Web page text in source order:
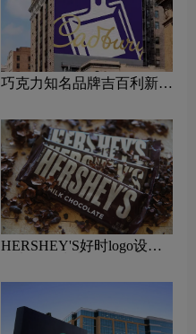
巧克力知名品牌吉百利新
HERSHEY'S好时logo设计